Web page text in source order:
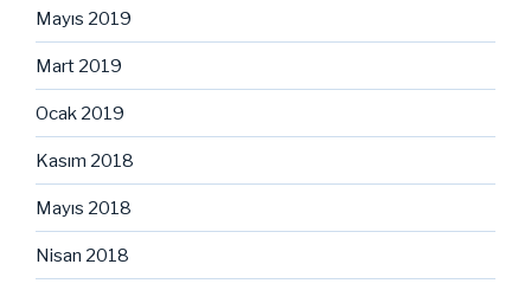
Mayıs 2019
Mart 2019
Ocak 2019
Kasım 2018
Mayıs 2018
Nisan 2018